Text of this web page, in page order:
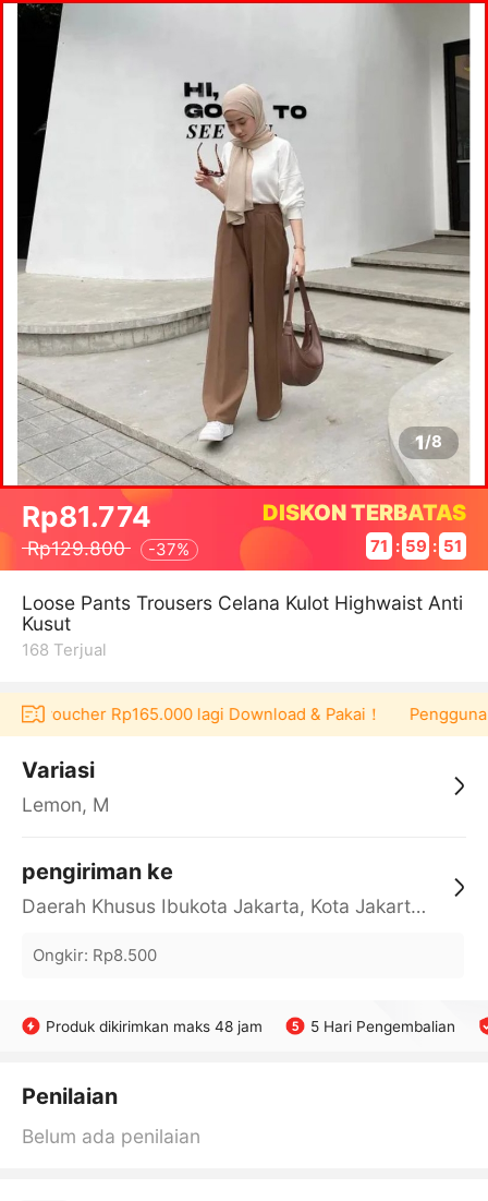
1/8
Rp81.774
Rp129.800 -37%
DISKON TERBATAS
71 : 59 : 51
Loose Pants Trousers Celana Kulot Highwaist Anti
Kusut
168 Terjual
voucher Rp165.000 lagi Download & Pakai！
Variasi
Lemon, M
pengiriman ke
Daerah Khusus Ibukota Jakarta, Kota Jakarta Barat, Cengkareng, yy
Ongkir: Rp8.500
Produk dikirimkan maks 48 jam 5 Hari Pengembalian
Penilaian
Belum ada penilaian